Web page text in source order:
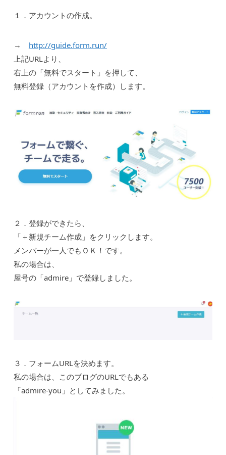
１．アカウントの作成。
→ http://guide.form.run/
上記URLより、
右上の「無料でスタート」を押して、
無料登録（アカウントを作成）します。
２．登録ができたら、
「＋新規チーム作成」をクリックします。
メンバーが一人でもＯＫ！です。
私の場合は、
屋号の「admire」で登録しました。
３．フォームURLを決めます。
私の場合は、このブログのURLでもある
「admire-you」としてみました。